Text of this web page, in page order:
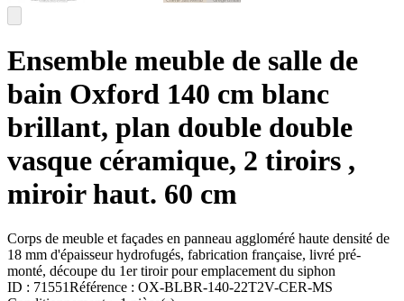
Ensemble meuble de salle de
bain Oxford 140 cm blanc
brillant, plan double double
vasque céramique, 2 tiroirs ,
miroir haut. 60 cm
Corps de meuble et façades en panneau aggloméré haute densité de
18 mm d'épaisseur hydrofugés, fabrication française, livré pré-
monté, découpe du 1er tiroir pour emplacement du siphon
ID : 71551Référence : OX-BLBR-140-22T2V-CER-MS